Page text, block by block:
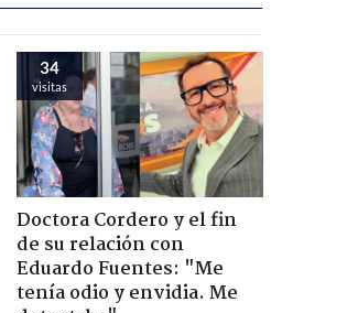
34
visitas
Doctora Cordero y el fin
de su relación con
Eduardo Fuentes: "Me
tenía odio y envidia. Me